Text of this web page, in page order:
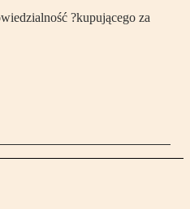
?kupującego za